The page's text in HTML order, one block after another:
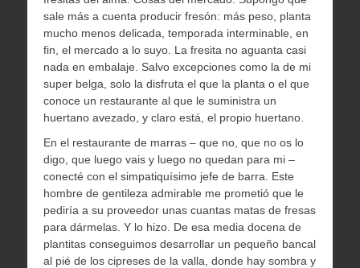
sale más a cuenta producir fresón: más peso, planta
mucho menos delicada, temporada interminable, en
fin, el mercado a lo suyo. La fresita no aguanta casi
nada en embalaje. Salvo excepciones como la de mi
super belga, solo la disfruta el que la planta o el que
conoce un restaurante al que le suministra un
huertano avezado, y claro está, el propio huertano.
En el restaurante de marras – que no, que no os lo
digo, que luego vais y luego no quedan para mi –
conecté con el simpatiquísimo jefe de barra. Este
hombre de gentileza admirable me prometió que le
pediría a su proveedor unas cuantas matas de fresas
para dármelas. Y lo hizo. De esa media docena de
plantitas conseguimos desarrollar un pequeño bancal
al pié de los cipreses de la valla, donde hay sombra y